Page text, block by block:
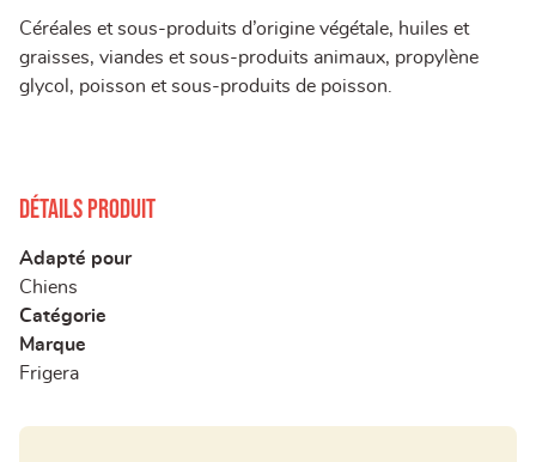
Céréales et sous-produits d’origine végétale, huiles et
graisses, viandes et sous-produits animaux, propylène
glycol, poisson et sous-produits de poisson.
Détails produit
Adapté pour
Chiens
Catégorie
Marque
Frigera